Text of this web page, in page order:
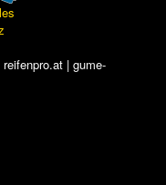
reifenpro.at | gume-